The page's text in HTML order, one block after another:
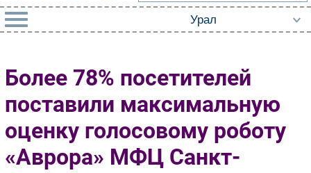
Импорто­замещение
Автоматизация Промышленности
Интернет
Мобильная связь
Фиксированная связь
Более 78% посетителей
поставили максимальную
оценку голосовому роботу
«Аврора» МФЦ Санкт-